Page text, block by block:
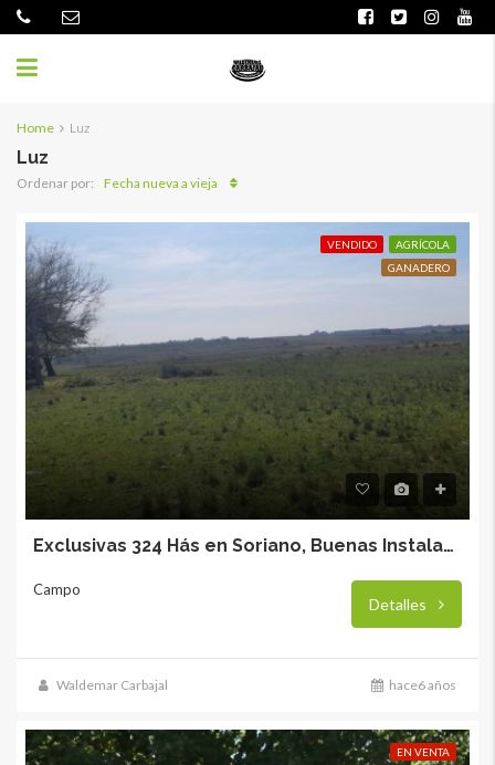
Home Luz
Luz
Ordenar por: Fecha nueva a vieja
VENDIDO
AGRÍCOLA
GANADERO
Exclusivas 324 Hás en Soriano, Buenas Instalaciones!
Campo
Detalles
Waldemar Carbajal hace6 años
EN VENTA